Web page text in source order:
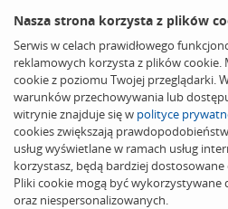
Nasza strona korzysta z plików
Serwis w celach prawidłowego
reklamowych korzysta z plików cookie.
cookie z poziomu Twojej przeglądarki.
warunków przechowywania lub
witrynie znajduje się w polityce
cookies zwiększają
usług wyświetlane w ramach usług
korzystasz, będą bardziej
Pliki cookie mogą być
oraz niespersonalizowanych.